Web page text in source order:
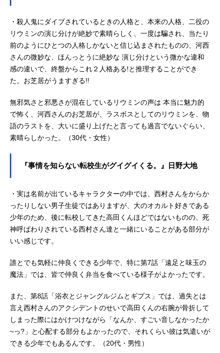
・殺人鬼にダイブされているときの人格と、本来の人格、二役の
リウミンの演じ分けが絶妙で素晴らしく、一度は騙され、当たり
前のようにひとつの人格しかないと信じ込まされたものの、河西
さんの微妙な、ほんっとうに絶妙な 演じ分けという微かな違和
感の違いで、終盤からこれ２人格ある!と推理することができ
た。お芝居がうますぎる!!
無邪気さと邪悪さが混在しているリウミンの声は 本当に魅力的
で怖く、河西さんのお芝居が、ラスボスとしてのリウミンを、物
語のラストを、大いに盛り上げたと言っても過言でないぐらい、
素晴らしかった。（30代・女性）
『事情を知らない転校生がグイグイくる。』日野大地
・実は名前が出ているキャラクターの中では、西村さんをからか
ったりしない男子生徒ではありますが、大のオカルト好きである
少年のため、後に転校してきた高田くんほどではないものの、死
神呼ばわりされている西村さん達と一緒にいることがある部分が
いい感じです。
誰とでも気軽に仲良くできる少年で、特に第7話「遠足と味玉の
魔法」では、皆で仲良く弁当を食べている様子がよかったです。
また、第8話「浴衣とジャングルジムとギプス」では、過失とは
言え西村さんのアクシデントのせいで高田くんの右腕が骨折して
しまった際にはかけつけながら「なんか、すごい音しなかったか
~っ?」と心配する部分もよかったので、それくらい彼は気遣いが
できる少年でもあるんです。（20代・男性）